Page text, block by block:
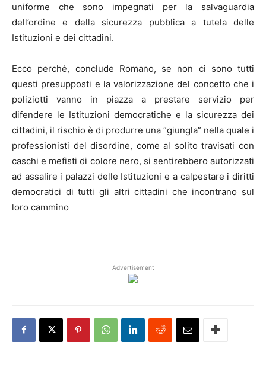
uniforme che sono impegnati per la salvaguardia
dell’ordine e della sicurezza pubblica a tutela delle
Istituzioni e dei cittadini.
Ecco perché, conclude Romano, se non ci sono tutti
questi presupposti e la valorizzazione del concetto che i
poliziotti vanno in piazza a prestare servizio per
difendere le Istituzioni democratiche e la sicurezza dei
cittadini, il rischio è di produrre una “giungla” nella quale i
professionisti del disordine, come al solito travisati con
caschi e mefisti di colore nero, si sentirebbero autorizzati
ad assalire i palazzi delle Istituzioni e a calpestare i diritti
democratici di tutti gli altri cittadini che incontrano sul
loro cammino
Advertisement